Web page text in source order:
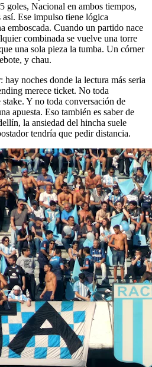
goles, Nacional en ambos tiempos,
así. Ese impulso tiene lógica
emboscada. Cuando un partido nace
combinada se vuelve una torre
una sola pieza la tumba. Un córner
y chau.
noches donde la lectura más seria
merece ticket. No toda
Y no toda conversación de
apuesta. Eso también es saber de
la ansiedad del hincha suele
tendría que pedir distancia.